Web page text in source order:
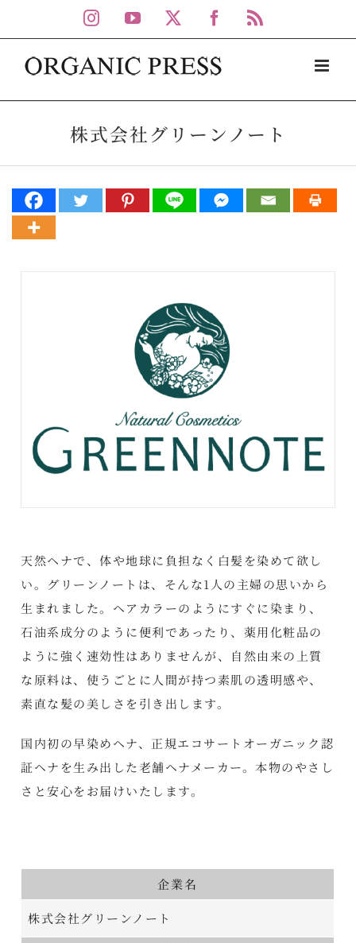
to
content
Instagram
YouTube Facebook
株式会社グリーンノート
天然ヘナで、体や地球に負担なく白髪を染めて欲し
い。グリーンノートは、そんな1人の主婦の思いから
生まれました。ヘアカラーのようにすぐに染まり、
石油系成分のように便利であったり、薬用化粧品の
ように強く速効性はありませんが、自然由来の上質
な原料は、使うごとに人間が持つ素肌の透明感や、
素直な髪の美しさを引き出します。
国内初の早染めヘナ、正規エコサートオーガニック認
証ヘナを生み出した老舗ヘナメーカー。本物のやさし
さと安心をお届けいたします。
企業名
株式会社グリーンノート